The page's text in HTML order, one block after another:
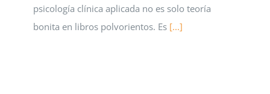
psicología clínica aplicada no es solo teoría
bonita en libros polvorientos. Es [...]